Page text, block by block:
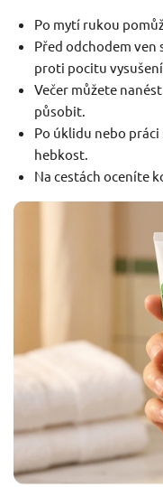
Po mytí rukou
Před odchodem ven
proti pocitu
Večer můžete
působit.
Po úklidu nebo
hebkost.
Na cestách oceníte